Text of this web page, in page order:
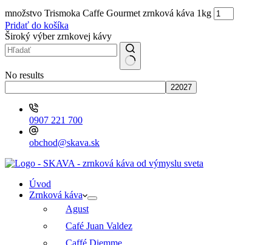
množstvo Trismoka Caffe Gourmet zrnková káva 1kg
Pridať do košíka
Široký výber zrnkovej kávy
No results
0907 221 700
obchod@skava.sk
Úvod
Zrnková káva
Agust
Café Juan Valdez
Caffé Diemme